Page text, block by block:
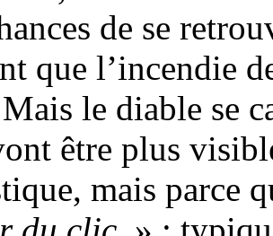
de se
que l’incendie
le diable se
être plus
mais parce